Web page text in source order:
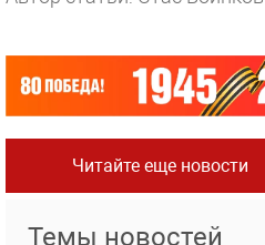
Читайте еще новости
Темы новостей